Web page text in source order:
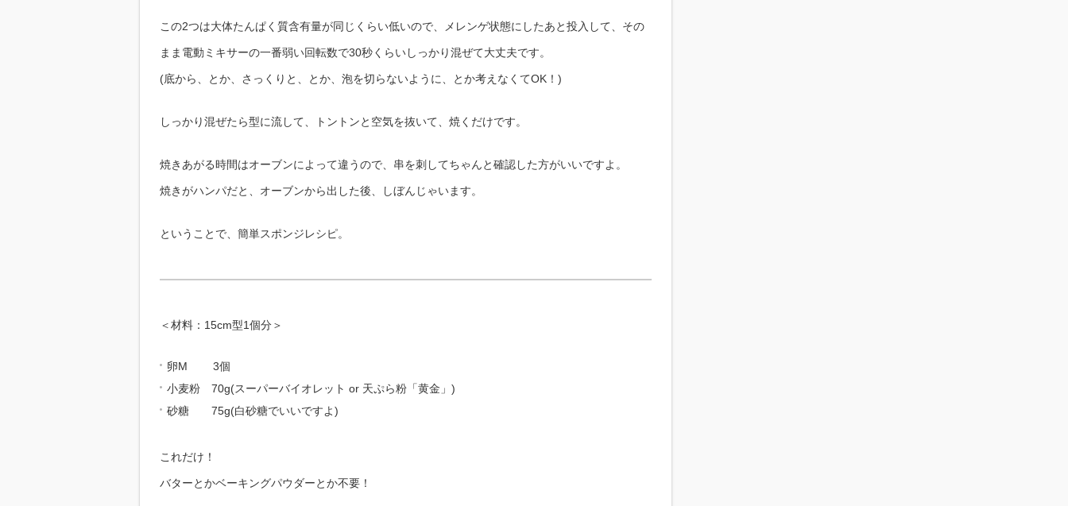
この2つは大体たんぱく質含有量が同じくらい低いので、メレンゲ状態にしたあと投入して、その
まま電動ミキサーの一番弱い回転数で30秒くらいしっかり混ぜて大丈夫です。
(底から、とか、さっくりと、とか、泡を切らないように、とか考えなくてOK！)
しっかり混ぜたら型に流して、トントンと空気を抜いて、焼くだけです。
焼きあがる時間はオーブンによって違うので、串を刺してちゃんと確認した方がいいですよ。
焼きがハンパだと、オーブンから出した後、しぼんじゃいます。
ということで、簡単スポンジレシピ。
＜材料：15cm型1個分＞
卵M 3個
小麦粉 70g(スーパーバイオレット or 天ぷら粉「黄金」)
砂糖 75g(白砂糖でいいですよ)
これだけ！
バターとかベーキングパウダーとか不要！